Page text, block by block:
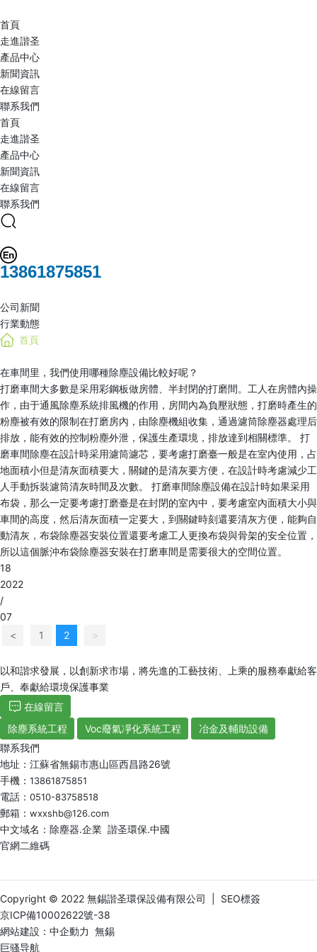
首頁
走進諧圣
產品中心
新聞資訊
在線留言
聯系我們
首頁
走進諧圣
產品中心
新聞資訊
在線留言
聯系我們
13861875851
公司新聞
行業動態
首頁
在車間里，我們使用哪種除塵設備比較好呢？
打磨車間大多數是采用彩鋼板做房體、半封閉的打磨間。工人在房體內操
作，由于通風除塵系統排風機的作用，房間內為負壓狀態，打磨時產生的
粉塵被有效的限制在打磨房內，由除塵機組收集，通過濾筒除塵器處理后
排放，能有效的控制粉塵外泄，保護生產環境，排放達到相關標準。 打
磨車間除塵在設計時采用濾筒濾芯，要考慮打磨臺一般是在室內使用，占
地面積小但是清灰面積要大，關鍵的是清灰要方便，在設計時考慮減少工
人手動拆裝濾筒清灰時間及次數。 打磨車間除塵設備在設計時如果采用
布袋，那么一定要考慮打磨臺是在封閉的室內中，要考慮室內面積大小與
車間的高度，然后清灰面積一定要大，到關鍵時刻還要清灰方便，能夠自
動清灰，布袋除塵器安裝位置還要考慮工人更換布袋與骨架的安全位置，
所以這個脈沖布袋除塵器安裝在打磨車間是需要很大的空間位置。
18
2022
/
07
<
1 2 >
以和諧求發展，以創新求市場，將先進的工藝技術、上乘的服務奉獻給客
戶、奉獻給環境保護事業
在線留言
除塵系統工程
Voc廢氣凈化系統工程
冶金及輔助設備
聯系我們
地址：江蘇省無錫市惠山區西昌路26號
手機： 13861875851
電話： 0510-83758518
郵箱： wxxshb@126.com
中文域名：除塵器.企業 諧圣環保.中國
官網二維碼
Copyright © 2022 無錫諧圣環保設備有限公司 | SEO標簽
京ICP備10002622號-38
網站建設： 中企動力 無錫
巨骚导航